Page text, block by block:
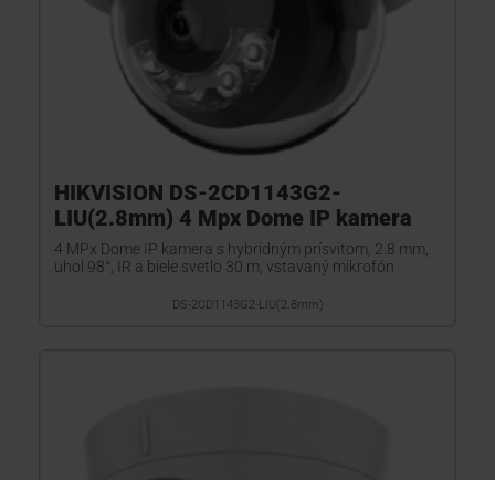
HIKVISION DS-2CD1143G2-
LIU(2.8mm) 4 Mpx Dome IP kamera
4 MPx Dome IP kamera s hybridným prísvitom, 2.8 mm,
uhol 98°, IR a biele svetlo 30 m, vstavaný mikrofón
DS-2CD1143G2-LIU(2.8mm)